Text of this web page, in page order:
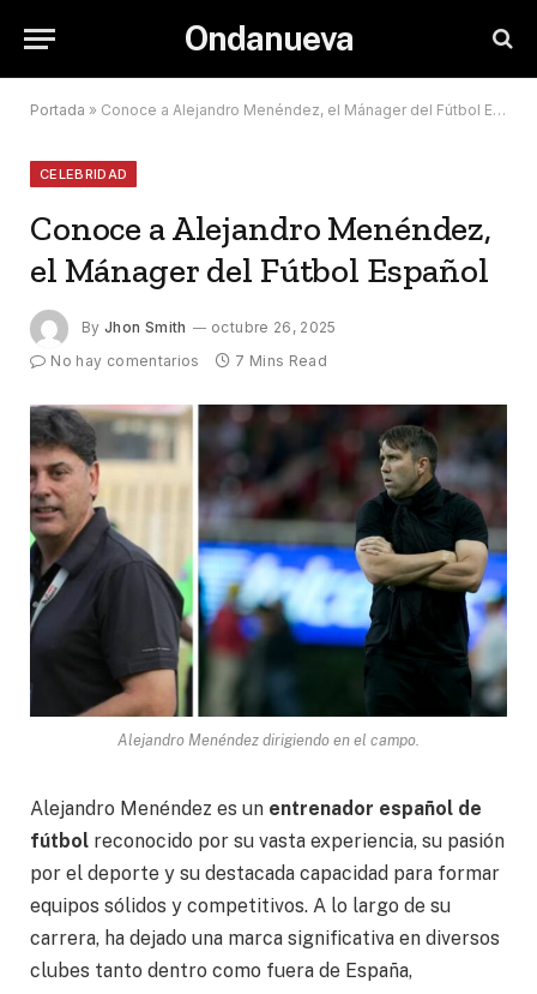
Ondanueva
Portada » Conoce a Alejandro Menéndez, el Mánager del Fútbol Español
CELEBRIDAD
Conoce a Alejandro Menéndez,
el Mánager del Fútbol Español
By Jhon Smith
octubre 26, 2025
No hay comentarios
7 Mins Read
Alejandro Menéndez dirigiendo en el campo.
Alejandro Menéndez es un entrenador español de
fútbol reconocido por su vasta experiencia, su pasión
por el deporte y su destacada capacidad para formar
equipos sólidos y competitivos. A lo largo de su
carrera, ha dejado una marca significativa en diversos
clubes tanto dentro como fuera de España,